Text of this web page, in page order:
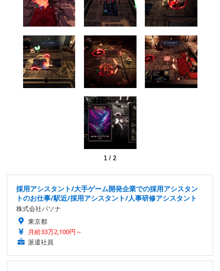
1/ 2
採用アシスタント/大手ゲーム開発企業での採用アシスタン
トのお仕事/駅近/採用アシスタント/人事研修アシスタント
株式会社パソナ
東京都
月給33万2,100円～
派遣社員